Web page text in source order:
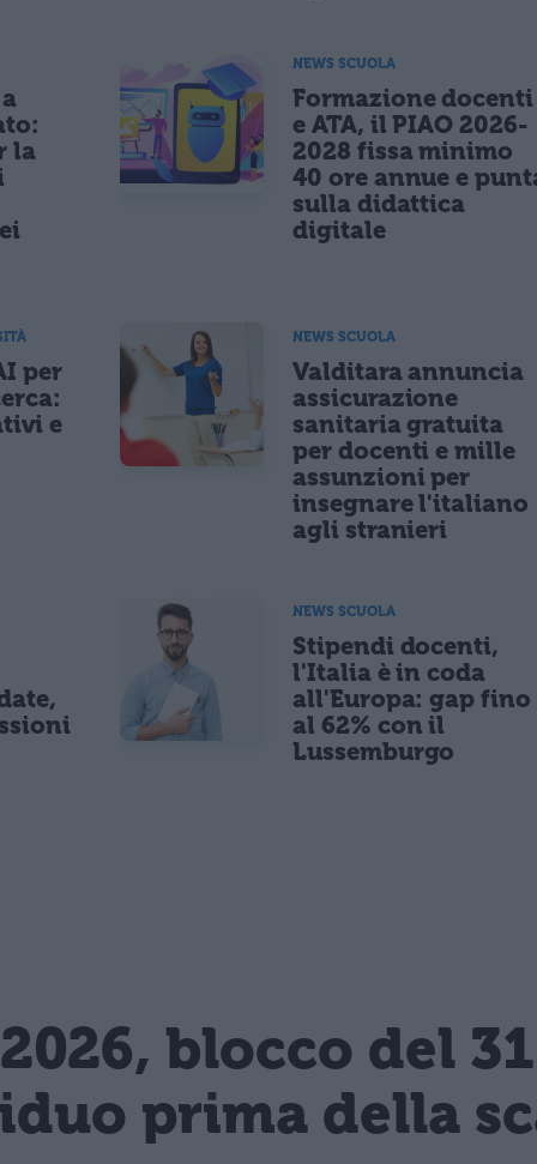
la
NEWS SCUOLA
Formazione docenti
e ATA, il PIAO 2026-
2028 fissa minimo
40 ore annue e
sulla didattica
digitale
per
e
NEWS SCUOLA
Valditara annuncia
assicurazione
sanitaria gratuita
per docenti e mille
assunzioni per
insegnare l'italiano
agli stranieri
NEWS SCUOLA
Stipendi docenti,
l'Italia è in coda
all'Europa: gap fino
al 62% con il
Lussemburgo
blocco del
prima della